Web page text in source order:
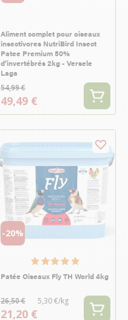
Aliment complet pour oiseaux
insectivores NutriBird Insect
Patee Premium 50%
d’invertébrés 2kg - Versele
Laga
54,99 €
49,49 €
-20%
Patée Oiseaux Fly TH World 4kg
26,50 €
21,20 €
5,30 €/kg